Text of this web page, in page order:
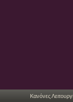
Κανόνες